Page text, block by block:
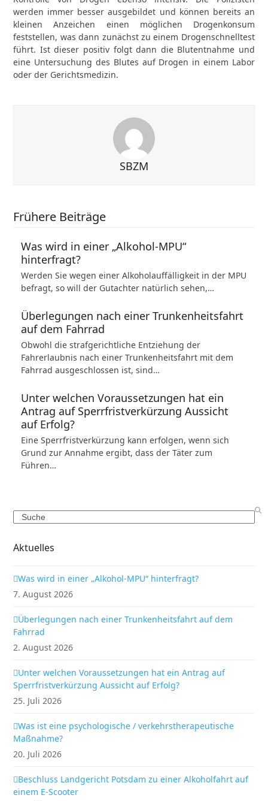
werden immer besser ausgebildet und können bereits an
kleinen Anzeichen einen möglichen Drogenkonsum
feststellen, was dann zunächst zu einem Drogenschnelltest
führt. Ist dieser positiv folgt dann die Blutentnahme und
eine Untersuchung des Blutes auf Drogen in einem Labor
oder der Gerichtsmedizin.
SBZM
Frühere Beiträge
Was wird in einer „Alkohol-MPU“
hinterfragt?
Werden Sie wegen einer Alkoholauffälligkeit in der MPU
befragt, so will der Gutachter natürlich sehen,…
Überlegungen nach einer Trunkenheitsfahrt
auf dem Fahrrad
Obwohl die strafgerichtliche Entziehung der
Fahrerlaubnis nach einer Trunkenheitsfahrt mit dem
Fahrrad ausgeschlossen ist, sind…
Unter welchen Voraussetzungen hat ein
Antrag auf Sperrfristverkürzung Aussicht
auf Erfolg?
Eine Sperrfristverkürzung kann erfolgen, wenn sich
Grund zur Annahme ergibt, dass der Täter zum
Führen…
Search
Aktuelles
Was wird in einer „Alkohol-MPU“ hinterfragt?
7. August 2026
Überlegungen nach einer Trunkenheitsfahrt auf dem
Fahrrad
2. August 2026
Unter welchen Voraussetzungen hat ein Antrag auf
Sperrfristverkürzung Aussicht auf Erfolg?
25. Juli 2026
Was ist eine psychologische / verkehrstherapeutische
Maßnahme?
20. Juli 2026
Beschluss Landgericht Potsdam zu einer Alkoholfahrt auf
einem E-Scooter